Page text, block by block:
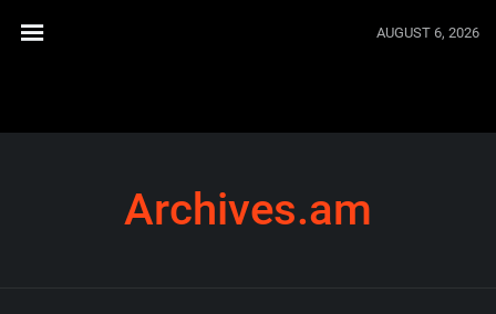
AUGUST 6, 2026
Archives.am